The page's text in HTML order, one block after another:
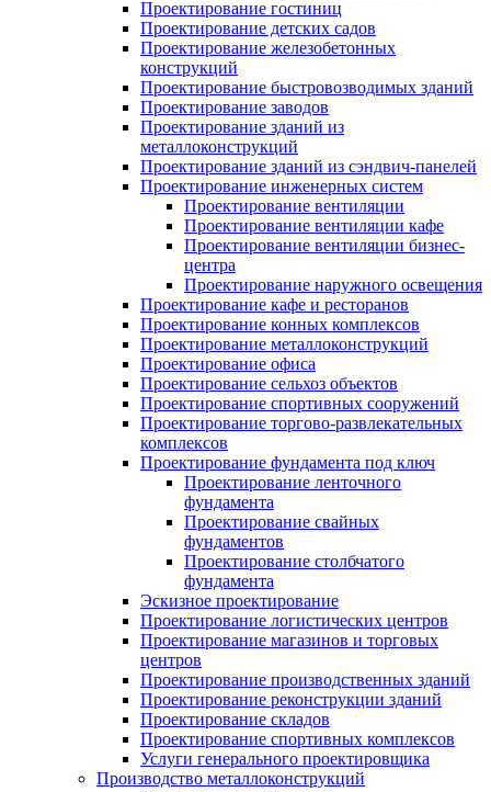
Проектирование гостиниц
Проектирование детских садов
Проектирование железобетонных
конструкций
Проектирование быстровозводимых зданий
Проектирование заводов
Проектирование зданий из
металлоконструкций
Проектирование зданий из сэндвич-панелей
Проектирование инженерных систем
Проектирование вентиляции
Проектирование вентиляции кафе
Проектирование вентиляции бизнес-
центра
Проектирование наружного освещения
Проектирование кафе и ресторанов
Проектирование конных комплексов
Проектирование металлоконструкций
Проектирование офиса
Проектирование сельхоз объектов
Проектирование спортивных сооружений
Проектирование торгово-развлекательных
комплексов
Проектирование фундамента под ключ
Проектирование ленточного
фундамента
Проектирование свайных
фундаментов
Проектирование столбчатого
фундамента
Эскизное проектирование
Проектирование логистических центров
Проектирование магазинов и торговых
центров
Проектирование производственных зданий
Проектирование реконструкции зданий
Проектирование складов
Проектирование спортивных комплексов
Услуги генерального проектировщика
Производство металлоконструкций